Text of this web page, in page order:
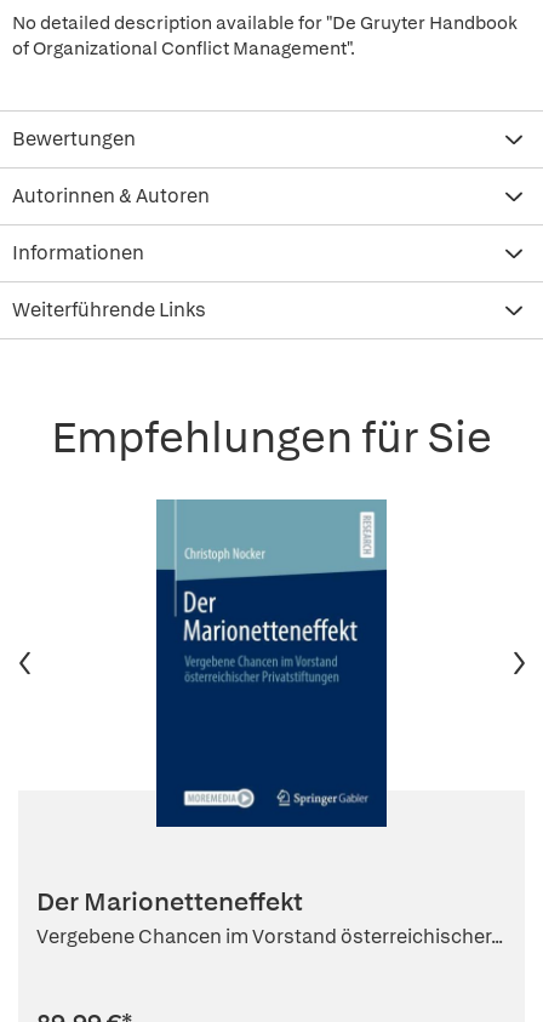
No detailed description available for "De Gruyter Handbook
of Organizational Conflict Management".
Bewertungen
Autorinnen & Autoren
Informationen
Weiterführende Links
Empfehlungen für Sie
Der Marionetteneffekt
Vergebene Chancen im Vorstand österreichischer...